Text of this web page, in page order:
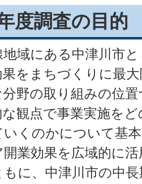
度調査の目的
地域にある中津川市
をまちづくりに最
野の取り組みの位
観点で事業実施を
いくのかについて基
業効果を広域的に
に、中津川市の中